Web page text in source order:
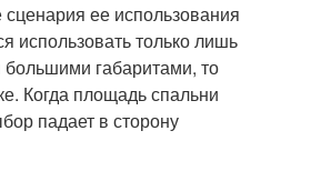
ее использования
использовать только лишь
большими габаритами, то
Когда площадь спальни
падает в сторону